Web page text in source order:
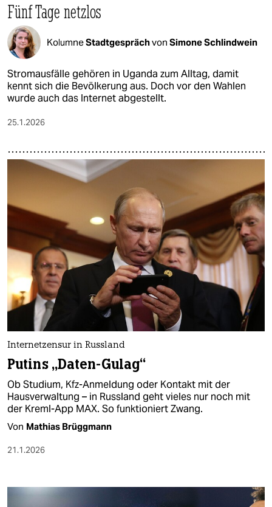
Fünf Tage netzlos
KolumneStadtgesprächvon Simone Schlindwein
Stromausfälle gehören in Uganda zum Alltag, damit
kennt sich die Bevölkerung aus. Doch vor den Wahlen
wurde auch das Internet abgestellt.
25.1.2026
Internetzensur in Russland
Putins „Daten-Gulag“
Ob Studium, Kfz-Anmeldung oder Kontakt mit der
Hausverwaltung – in Russland geht vieles nur noch mit
der Kreml-App MAX. So funktioniert Zwang.
Von Mathias Brüggmann
21.1.2026